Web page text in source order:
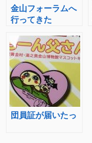
金山フォーラムへ
行ってきた
団員証が届いたっ